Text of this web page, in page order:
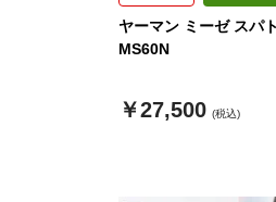
ヤーマン ミーゼ スパ
MS60N
￥27,500 (税込)